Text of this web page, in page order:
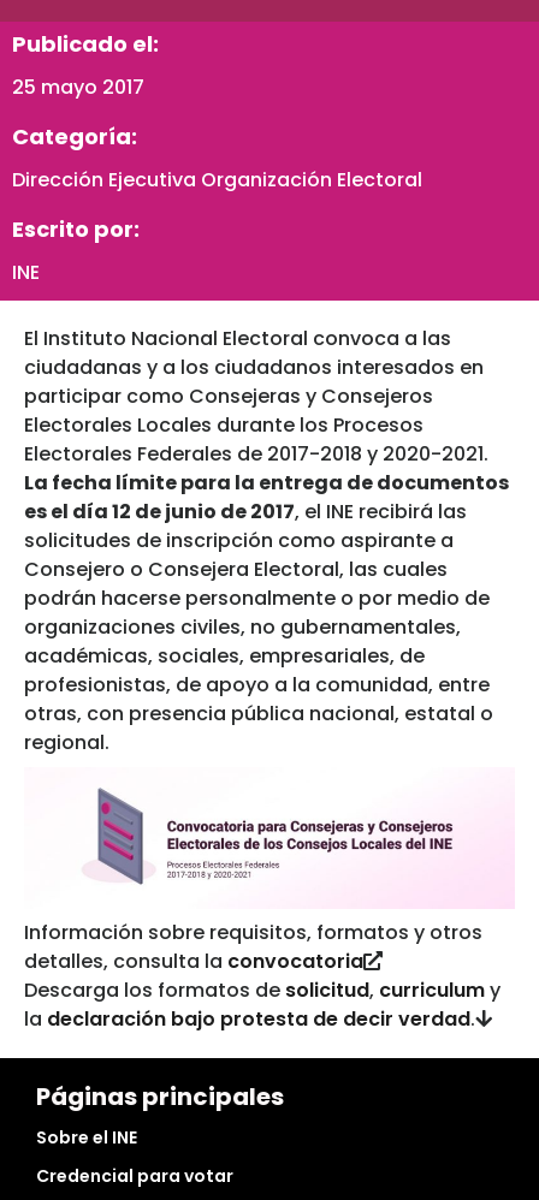
Publicado el:
25 mayo 2017
Categoría:
Dirección Ejecutiva Organización Electoral
Escrito por:
INE
El Instituto Nacional Electoral convoca a las
ciudadanas y a los ciudadanos interesados en
participar como Consejeras y Consejeros
Electorales Locales durante los Procesos
Electorales Federales de 2017-2018 y 2020-2021.
La fecha límite para la entrega de documentos
es el día 12 de junio de 2017, el INE recibirá las
solicitudes de inscripción como aspirante a
Consejero o Consejera Electoral, las cuales
podrán hacerse personalmente o por medio de
organizaciones civiles, no gubernamentales,
académicas, sociales, empresariales, de
profesionistas, de apoyo a la comunidad, entre
otras, con presencia pública nacional, estatal o
regional.
Información sobre requisitos, formatos y otros
detalles, consulta la convocatoria
Descarga los formatos de solicitud, curriculumy
la declaración bajo protesta de decir verdad.
Páginas principales
Sobre el INE
Credencial para votar